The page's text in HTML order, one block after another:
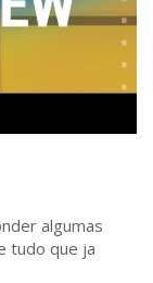
algumas
tudo que ja